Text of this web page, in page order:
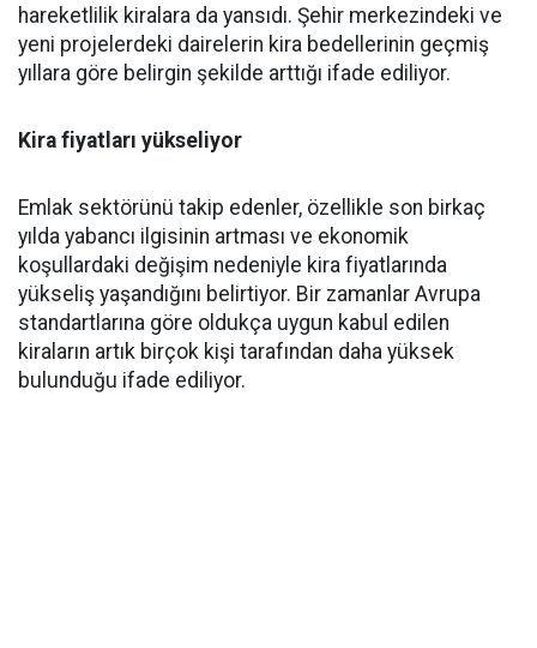
hareketlilik kiralara da yansıdı. Şehir merkezindeki ve
yeni projelerdeki dairelerin kira bedellerinin geçmiş
yıllara göre belirgin şekilde arttığı ifade ediliyor.
Kira fiyatları yükseliyor
Emlak sektörünü takip edenler, özellikle son birkaç
yılda yabancı ilgisinin artması ve ekonomik
koşullardaki değişim nedeniyle kira fiyatlarında
yükseliş yaşandığını belirtiyor. Bir zamanlar Avrupa
standartlarına göre oldukça uygun kabul edilen
kiraların artık birçok kişi tarafından daha yüksek
bulunduğu ifade ediliyor.